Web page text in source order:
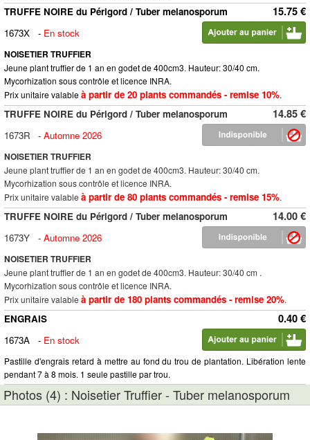
15.75 €
TRUFFE NOIRE du Périgord / Tuber melanosporum
1673X
- En stock
NOISETIER TRUFFIER
Jeune plant truffier de 1 an en godet de 400cm3. Hauteur: 30/40 cm.
Mycorhization sous contrôle et licence INRA.
Prix unitaire valableà partir de 20 plants commandés - remise 10%.
14.85 €
TRUFFE NOIRE du Périgord / Tuber melanosporum
1673R
- Automne 2026
NOISETIER TRUFFIER
Jeune plant truffier de 1 an en godet de 400cm3. Hauteur: 30/40 cm.
Mycorhization sous contrôle et licence INRA.
Prix unitaire valable à partir de 80 plants commandés - remise 15%.
14.00 €
TRUFFE NOIRE du Périgord / Tuber melanosporum
1673Y
- Automne 2026
NOISETIER TRUFFIER
Jeune plant truffier de 1 an en godet de 400cm3. Hauteur: 30/40 cm .
Mycorhization sous contrôle et licence INRA.
Prix unitaire valable à partir de 180 plants commandés - remise 20%.
0.40 €
ENGRAIS
1673A
- En stock
Pastille d'engrais retard à mettre au fond du trou de plantation. Libération lente
pendant 7 à 8 mois. 1 seule pastille par trou.
Photos (4) : Noisetier Truffier - Tuber melanosporum